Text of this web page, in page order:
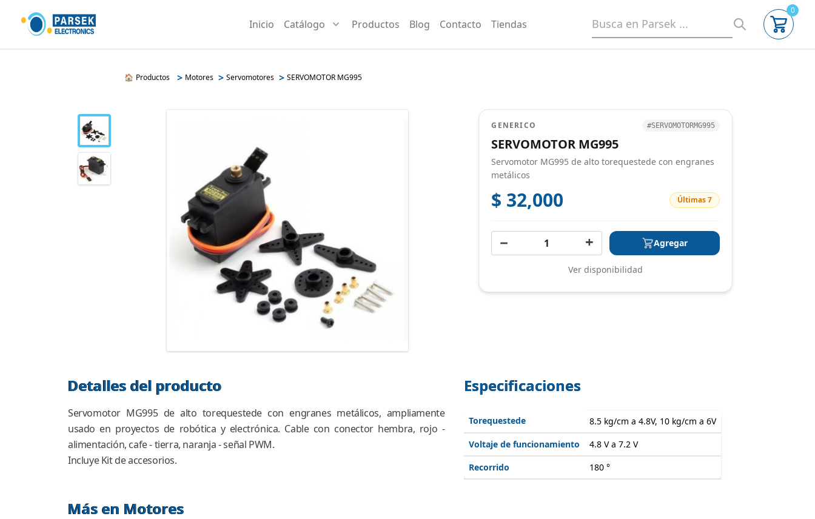
Inicio Catálogo Productos Blog Contacto Tiendas
0
🏠 Productos > Motores > Servomotores > SERVOMOTOR MG995
GENERICO #SERVOMOTORMG995
SERVOMOTOR MG995
Servomotor MG995 de alto torequestede con engranes
metálicos
$ 32,000 Últimas 7
− + Agregar
Ver disponibilidad
Detalles del producto
Servomotor MG995 de alto torequestede con engranes metálicos, ampliamente
usado en proyectos de robótica y electrónica. Cable con conector hembra, rojo -
alimentación, cafe - tierra, naranja - señal PWM.
Incluye Kit de accesorios.
Especificaciones
Torequestede
8.5 kg/cm a 4.8V, 10 kg/cm a 6V
Voltaje de funcionamiento
4.8 V a 7.2 V
Recorrido
180 °
Más en Motores